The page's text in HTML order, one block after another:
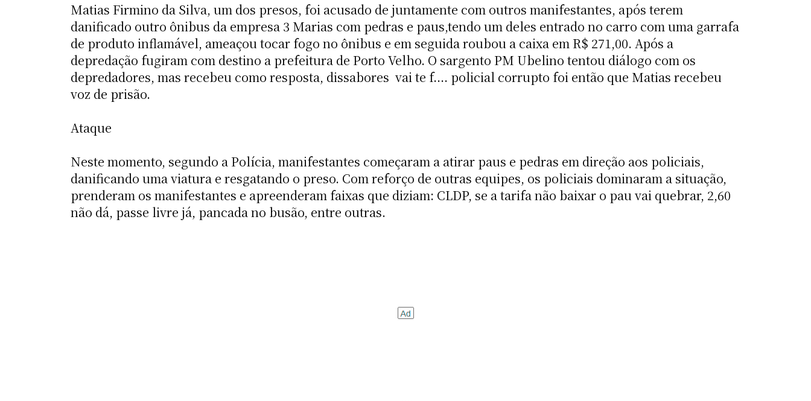
Matias Firmino da Silva, um dos presos, foi acusado de juntamente com outros manifestantes, após terem
danificado outro ônibus da empresa 3 Marias com pedras e paus,tendo um deles entrado no carro com uma garrafa
de produto inflamável, ameaçou tocar fogo no ônibus e em seguida roubou a caixa em R$ 271,00. Após a
depredação fugiram com destino a prefeitura de Porto Velho. O sargento PM Ubelino tentou diálogo com os
depredadores, mas recebeu como resposta, dissabores  vai te f.... policial corrupto foi então que Matias recebeu
voz de prisão.
Ataque
Neste momento, segundo a Polícia, manifestantes começaram a atirar paus e pedras em direção aos policiais,
danificando uma viatura e resgatando o preso. Com reforço de outras equipes, os policiais dominaram a situação,
prenderam os manifestantes e apreenderam faixas que diziam: CLDP, se a tarifa não baixar o pau vai quebrar, 2,60
não dá, passe livre já, pancada no busão, entre outras.